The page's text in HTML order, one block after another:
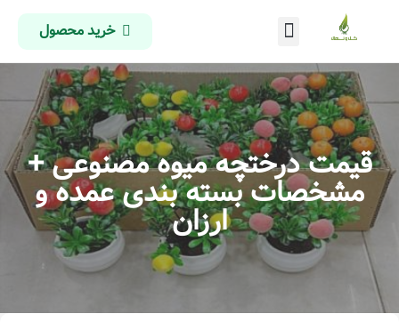
خرید محصول
قیمت درختچه میوه مصنوعی +
مشخصات بسته بندی عمده و
ارزان